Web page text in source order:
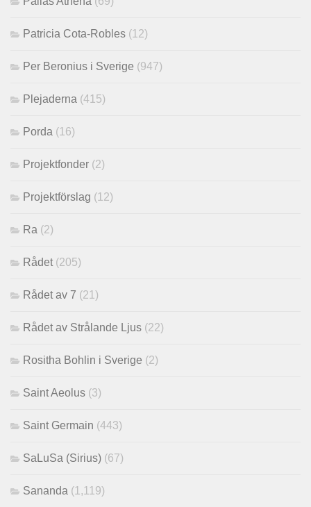
Patricia Cota-Robles (12)
Per Beronius i Sverige (947)
Plejaderna (415)
Porda (16)
Projektfonder (2)
Projektförslag (12)
Ra (2)
Rådet (205)
Rådet av 7 (21)
Rådet av Strålande Ljus (22)
Rositha Bohlin i Sverige (2)
Saint Aeolus (3)
Saint Germain (443)
SaLuSa (Sirius) (67)
Sananda (1,119)